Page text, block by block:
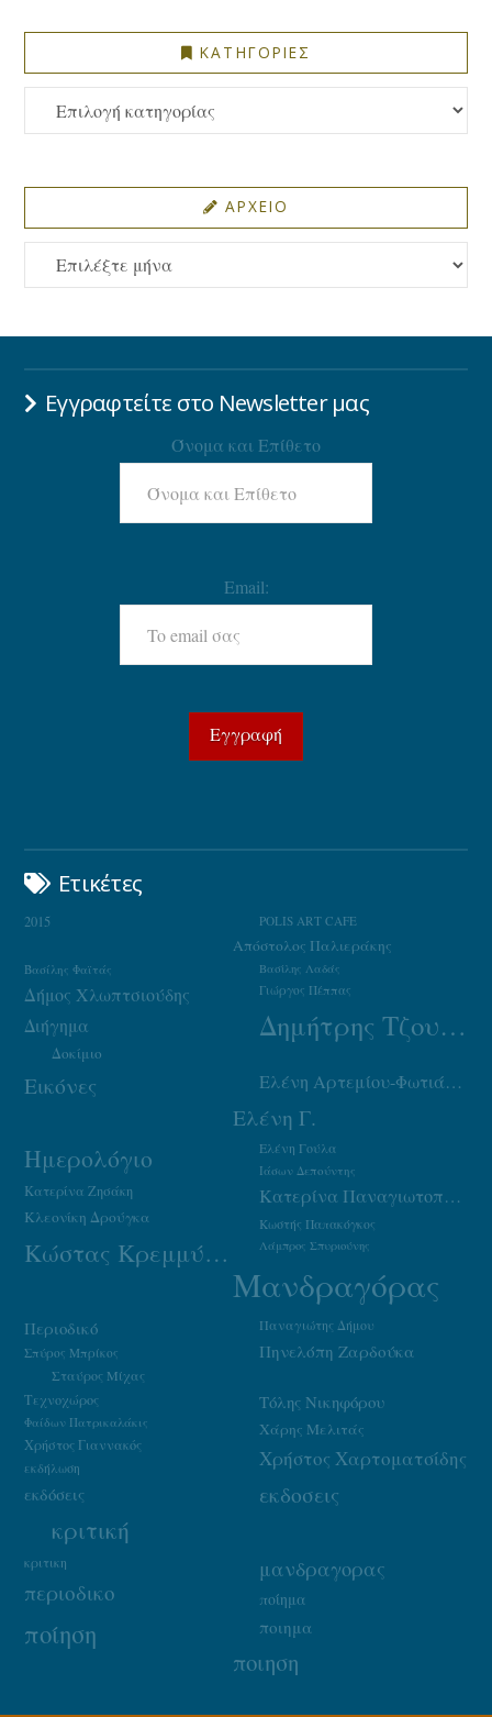
ΚΑΤΗΓΟΡΙΕΣ
ΚΑΤΗΓΟΡΙΕΣ
ΑΡΧΕΙΟ
ΑΡΧΕΙΟ
Εγγραφτείτε στο Newsletter μας
Όνομα και Επίθετο
Email:
Ετικέτες
2015 POLIS ART CAFE
Απόστολος Παλιεράκης
Βασίλης Λαδάς
Βασίλης Φαϊτάς
Γιώργος Πέππας
Δήμος Χλωπτσιούδης
Δημήτρης Τζουμάκας
Διήγημα
Δοκίμιο
Εικόνες Ελένη Αρτεμίου-Φωτιάδου
Ελένη Γ.
Ελένη Γούλα
Ημερολόγιο Ιάσων Δεπούντης
Κατερίνα Ζησάκη Κατερίνα Παναγιωτοπούλου
Κλεονίκη Δρούγκα Κωστής Παπακόγκος
Κώστας Κρεμμύδας Λάμπρος Σπυριούνης
Μανδραγόρας
Παναγιώτης Δήμου
Περιοδικό
Πηνελόπη Ζαρδούκα
Σπύρος Μπρίκος
Σταύρος Μίχας
Τεχνοχώρος
Τόλης Νικηφόρου
Φαίδων Πατρικαλάκις Χάρης Μελιτάς
Χρήστος Γιαννακός
Χρήστος Χαρτοματσίδης
εκδήλωση
εκδοσεις
εκδόσεις
κριτική
κριτικη μανδραγορας
περιοδικο ποίημα
ποίηση ποιημα
ποιηση